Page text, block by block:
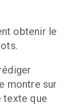
obtenir le
montre sur
texte que